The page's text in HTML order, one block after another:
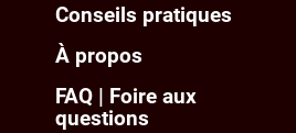
Conseils pratiques
À propos
FAQ | Foire aux
questions